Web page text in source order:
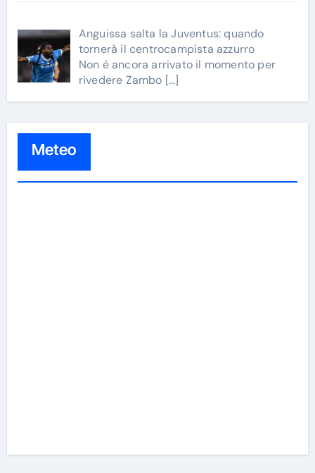
Anguissa salta la Juventus: quando
tornerà il centrocampista azzurro
Non è ancora arrivato il momento per
rivedere Zambo […]
Meteo